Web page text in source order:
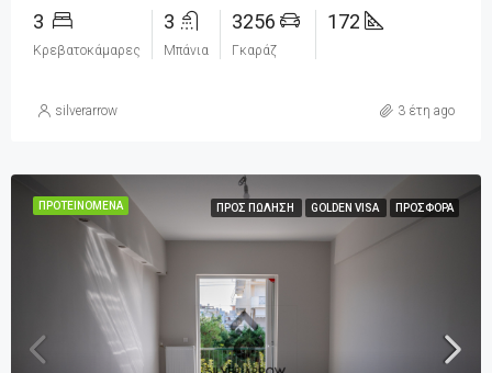
3
Κρεβατοκάμαρες
3
Μπάνια
3256
Γκαράζ
172
silverarrow 3 έτη ago
ΠΡΟΤΕΙΝΌΜΕΝΑ ΠΡΟΣ ΠΏΛΗΣΗ GOLDEN VISA ΠΡΟΣΦΟΡΆ